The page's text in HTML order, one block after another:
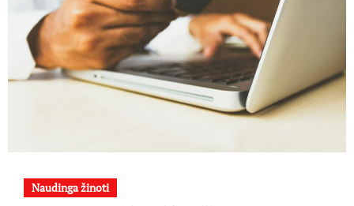
Naudinga žinoti